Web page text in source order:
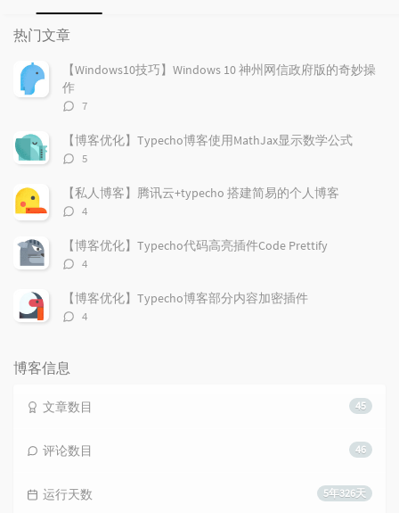
热
门
文
章
论
章
热门文章
【Windows10技巧】Windows 10 神州网信政府版的奇妙操
作
评
数：
7
【博客优化】Typecho博客使用MathJax显示数学公式
评
数：
5
【私人博客】腾讯云+typecho 搭建简易的个人博客
评
数：
4
【博客优化】Typecho代码高亮插件Code Prettify
评
数：
4
【博客优化】Typecho博客部分内容加密插件
评
4
博客信息
45
文章数目
46
评论数目
5年326天
运行天数